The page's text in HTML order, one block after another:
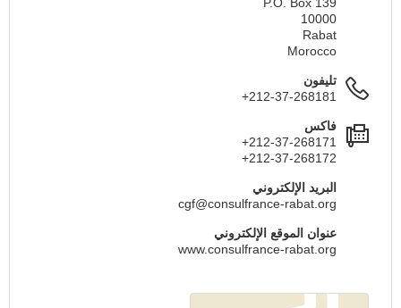
10000
Rabat
Morocco
تليفون
+212-37-268181
فاكس
+212-37-268171
+212-37-268172
البريد الإلكتروني
cgf@consulfrance-rabat.org
عنوان الموقع الإلكتروني
www.consulfrance-rabat.org